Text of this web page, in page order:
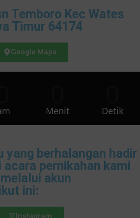
Temboro Kec Wates
Timur 64174
Google Maps
Menit Detik
yang berhalangan hadir
acara pernikahan kami
akun
ini:
Instagram